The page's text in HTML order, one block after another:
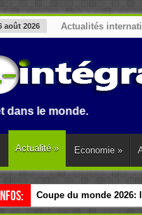
août 2026 Actualités
Actualité » Economie »
Coupe du monde 2026:
Esclavage: à Accra,